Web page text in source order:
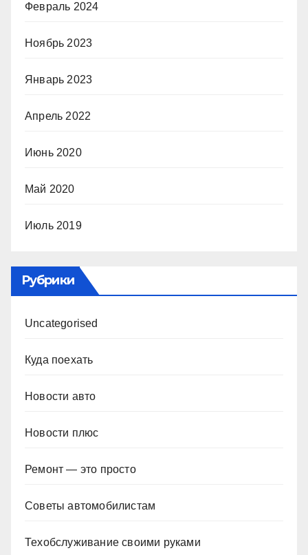
Февраль 2024
Ноябрь 2023
Январь 2023
Апрель 2022
Июнь 2020
Май 2020
Июль 2019
Рубрики
Uncategorised
Куда поехать
Новости авто
Новости плюс
Ремонт — это просто
Советы автомобилистам
Техобслуживание своими руками